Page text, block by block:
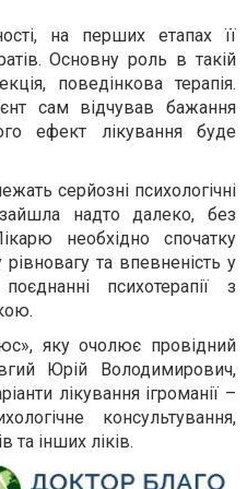
на перших етапах її
Основну роль в такій
поведінкова терапія.
сам відчував бажання
ефект лікування буде
серйозні психологічні
надто далеко, без
необхідно спочатку
та впевненість у
психотерапії з
яку очолює провідний
Юрій Володимирович,
лікування ігроманії –
консультування,
та інших ліків.